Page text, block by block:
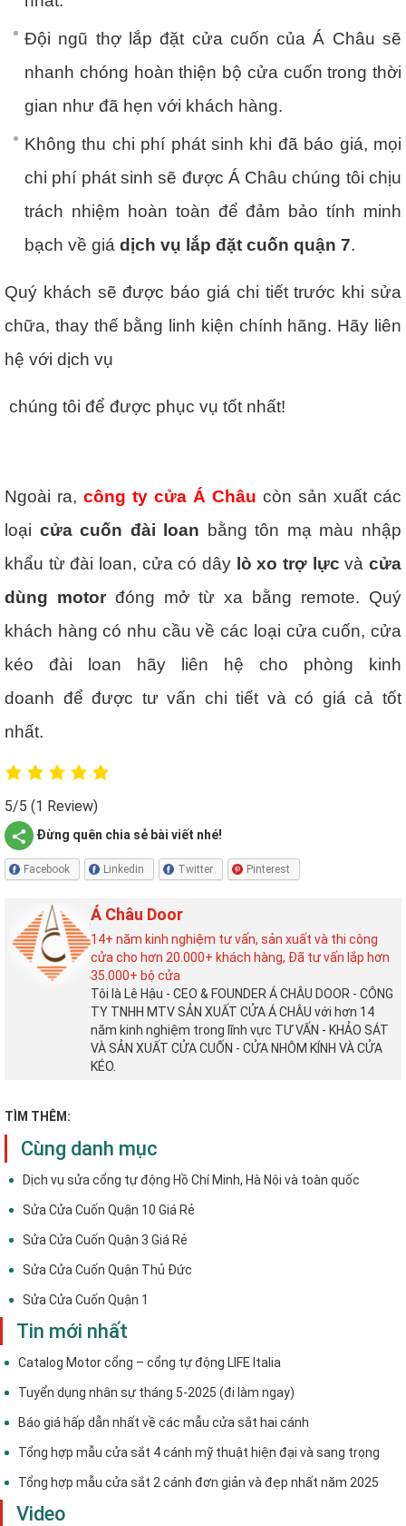
Đội ngũ thợ lắp đặt cửa cuốn của Á Châu sẽ
nhanh chóng hoàn thiện bộ cửa cuốn trong thời
gian như đã hẹn với khách hàng.
Không thu chi phí phát sinh khi đã báo giá, mọi
chi phí phát sinh sẽ được Á Châu chúng tôi chịu
trách nhiệm hoàn toàn để đảm bảo tính minh
bạch về giá dịch vụ lắp đặt cuốn quận 7.
Quý khách sẽ được báo giá chi tiết trước khi sửa
chữa, thay thế bằng linh kiện chính hãng. Hãy liên
hệ với dịch vụ
chúng tôi để được phục vụ tốt nhất!
Ngoài ra, công ty cửa Á Châu còn sản xuất các
loại cửa cuốn đài loan bằng tôn mạ màu nhập
khẩu từ đài loan, cửa có dây lò xo trợ lực vàcửa
dùng motor đóng mở từ xa bằng remote. Quý
khách hàng có nhu cầu về các loại cửa cuốn, cửa
kéo đài loan hãy liên hệ cho phòng kinh
doanh để được tư vấn chi tiết và có giá cả tốt
nhất.
5/5 (1 Review)
Đừng quên chia sẻ bài viết nhé!
Facebook Linkedin Twitter Pinterest
Á Châu Door
14+ năm kinh nghiệm tư vấn, sản xuất và thi công
cửa cho hơn 20.000+ khách hàng, Đã tư vấn lắp hơn
35.000+ bộ cửa
Tôi là Lê Hậu - CEO & FOUNDER Á CHÂU DOOR - CÔNG
TY TNHH MTV SẢN XUẤT CỬA Á CHÂU với hơn 14
năm kinh nghiệm trong lĩnh vực TƯ VẤN - KHẢO SÁT
VÀ SẢN XUẤT CỬA CUỐN - CỬA NHÔM KÍNH VÀ CỬA
KÉO.
TÌM THÊM:
Cùng danh mục
Dịch vụ sửa cổng tự động Hồ Chí Minh, Hà Nội và toàn quốc
Sửa Cửa Cuốn Quận 10 Giá Rẻ
Sửa Cửa Cuốn Quận 3 Giá Rẻ
Sửa Cửa Cuốn Quận Thủ Đức
Sửa Cửa Cuốn Quận 1
Tin mới nhất
Catalog Motor cổng – cổng tự động LIFE Italia
Tuyển dụng nhân sự tháng 5-2025 (đi làm ngay)
Báo giá hấp dẫn nhất về các mẫu cửa sắt hai cánh
Tổng hợp mẫu cửa sắt 4 cánh mỹ thuật hiện đại và sang trọng
Tổng hợp mẫu cửa sắt 2 cánh đơn giản và đẹp nhất năm 2025
Video